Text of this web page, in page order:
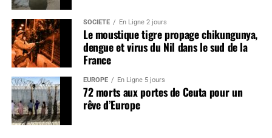
SOCIÉTÉ En Ligne 2 jours
Le moustique tigre propage chikungunya,
dengue et virus du Nil dans le sud de la
France
EUROPE En Ligne 5 jours
72 morts aux portes de Ceuta pour un
rêve d’Europe